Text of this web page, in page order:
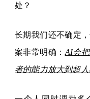
处？
长期我们还不确定
案非常明确： AI会
者的能力放大到超人